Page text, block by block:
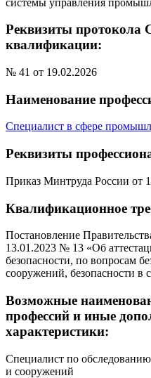
Реквизиты протокола
квалификации:
№ 41 от 19.02.2026
Наименование
Специалист в сфере
Реквизиты
Приказ Минтруда России от
Квалификационное
Постановление
13.01.2023 № 13 «Об
безопасности, по вопросам
сооружений, безопасности в
Возможные
профессий и иные
характеристики:
Специалист по
и сооружений